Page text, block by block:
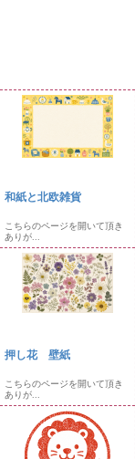
和紙と北欧雑貨
こちらのページを開いて頂き
ありが...
押し花 壁紙
こちらのページを開いて頂き
ありが...